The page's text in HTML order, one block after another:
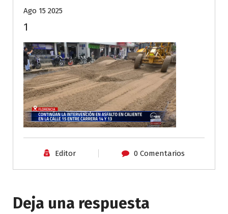
Ago 15 2025
1
Editor 0 Comentarios
Deja una respuesta